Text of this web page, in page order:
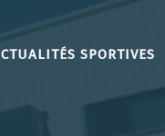
SPORTIVES